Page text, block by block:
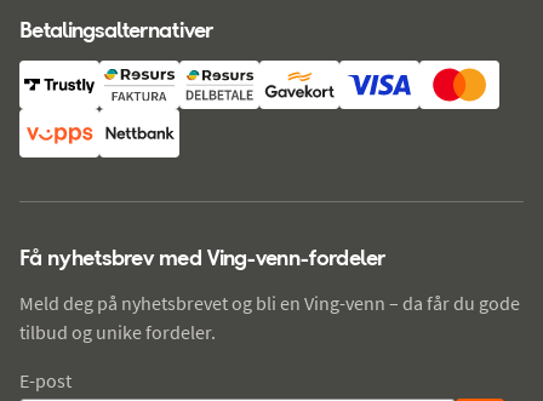
Betalingsalternativer
Få nyhetsbrev med Ving-venn-fordeler
Meld deg på nyhetsbrevet og bli en Ving-venn – da får du gode
tilbud og unike fordeler.
E-post